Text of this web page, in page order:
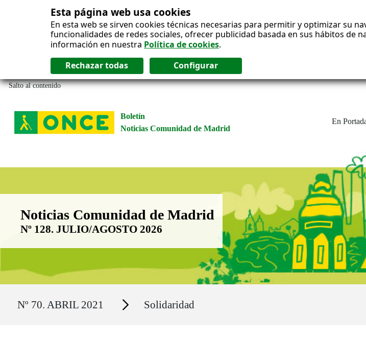
Esta página web usa cookies
En esta web se sirven cookies técnicas necesarias para permitir y optimizar su
funcionalidades de redes sociales, ofrecer publicidad basada en sus hábitos de
información en nuestra Política de cookies.
Salto al contenido
Boletín
Noticias Comunidad de Madrid
En
Boletín Noticias Comunidad de Madrid
Noticias Comunidad de Madrid
Nº 128. JULIO/AGOSTO 2026
Nº 70. ABRIL 2021 Secciones Solidaridad